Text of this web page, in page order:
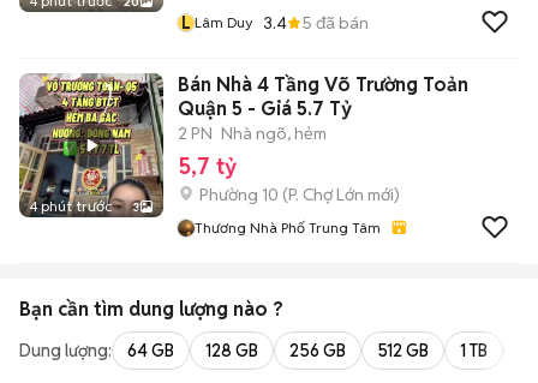
L Lâm Duy 3.4 5 đã bán
4 phút trước 3
Bán Nhà 4 Tầng Võ Trường Toản
Quận 5 - Giá 5.7 Tỷ
2 PN Nhà ngõ, hẻm
5,7 tỷ
Phường 10 (P. Chợ Lớn mới)
Thương Nhà Phố Trung Tâm
Bạn cần tìm dung lượng nào ?
Dung lượng: 64 GB 128 GB 256 GB 512 GB 1 TB